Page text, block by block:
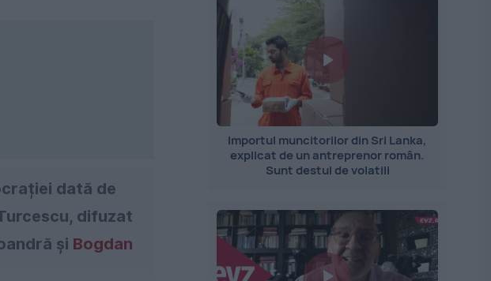
dată de
difuzat
și Bogdan
Importul muncitorilor din Sri Lanka,
explicat de un antreprenor român.
Sunt destul de volatili